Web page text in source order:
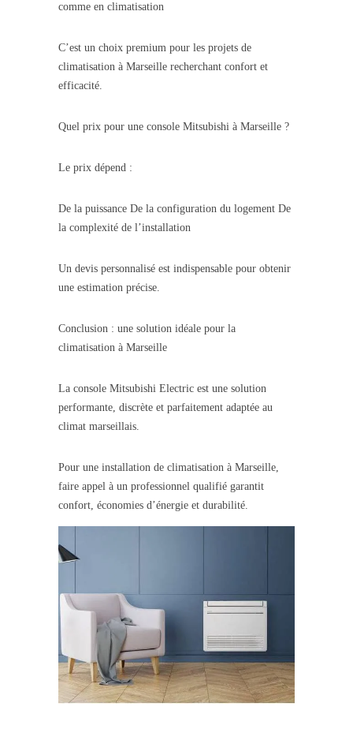
comme en climatisation
C’est un choix premium pour les projets de
climatisation à Marseille recherchant confort et
efficacité.
Quel prix pour une console Mitsubishi à Marseille ?
Le prix dépend :
De la puissance De la configuration du logement De
la complexité de l’installation
Un devis personnalisé est indispensable pour obtenir
une estimation précise.
Conclusion : une solution idéale pour la
climatisation à Marseille
La console Mitsubishi Electric est une solution
performante, discrète et parfaitement adaptée au
climat marseillais.
Pour une installation de climatisation à Marseille,
faire appel à un professionnel qualifié garantit
confort, économies d’énergie et durabilité.